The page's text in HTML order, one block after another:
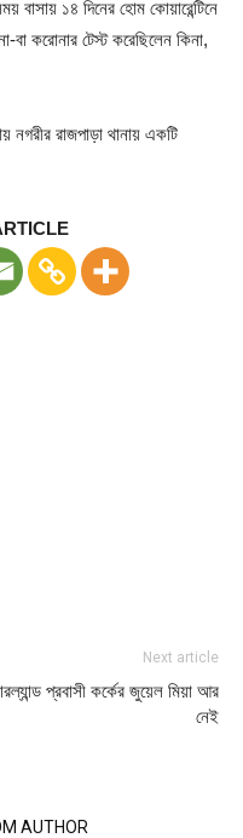
বাসায় ১৪ দিনের হোম কোয়ারেন্টিনে
করোনার টেস্ট করেছিলেন কিনা,
নগরীর রাজপাড়া থানায় একটি
Next article
প্রবাসী কর্কের জুয়েল মিয়া আর
নেই
AUTHOR